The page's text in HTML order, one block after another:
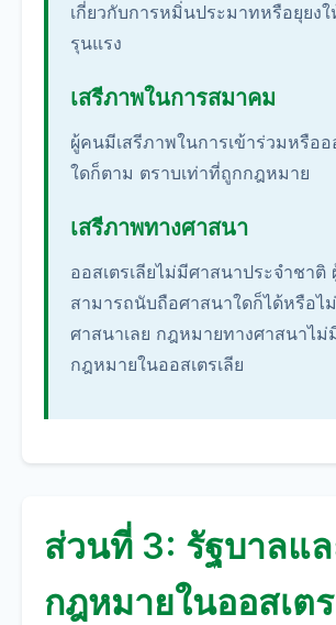
เกี่ยวกับการหมิ่นประมาทหรือยุยงใ
รุนแรง
เสรีภาพในการสมาคม
ผู้คนมีเสรีภาพในการเข้าร่วมหรือ
ใดก็ตาม ตราบเท่าที่ถูกกฎหมาย
เสรีภาพทางศาสนา
ออสเตรเลียไม่มีศาสนาประจำชาติ
สามารถนับถือศาสนาใดก็ได้หรือไ
ศาสนาเลย กฎหมายทางศาสนาไม่
กฎหมายในออสเตรเลีย
ส่วนที่ 3: รัฐบาลแ
กฎหมายในออสเต